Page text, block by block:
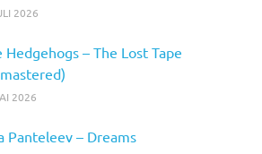
2026
Hedgehogs – The Lost Tape
2026
Panteleev – Dreams